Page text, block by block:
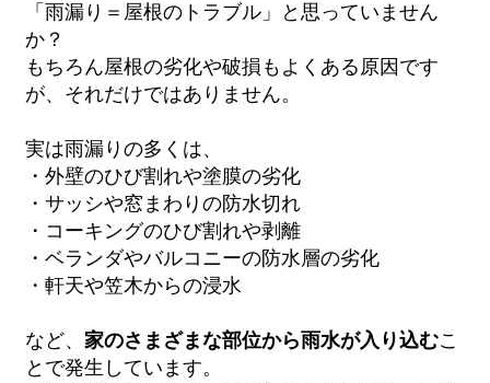
「雨漏り＝屋根のトラブル」と思っていません
か？
もちろん屋根の劣化や破損もよくある原因です
が、それだけではありません。
実は雨漏りの多くは、
・外壁のひび割れや塗膜の劣化
・サッシや窓まわりの防水切れ
・コーキングのひび割れや剥離
・ベランダやバルコニーの防水層の劣化
・軒天や笠木からの浸水
など、 家のさまざまな部位から雨水が入り込むこ
とで発生しています。